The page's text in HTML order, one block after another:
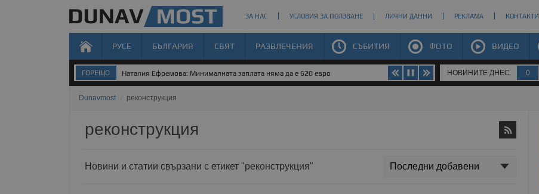
ЗА НАС УСЛОВИЯ ЗА ПОЛЗВАНЕ ЛИЧНИ ДАННИ РЕКЛАМА КОНТАКТИ
РУСЕ БЪЛГАРИЯ СВЯТ РАЗВЛЕЧЕНИЯ СЪБИТИЯ ФОТО ВИДЕО
ГОРЕЩО Наталия Ефремова: Минималната заплата няма да е 620 евро НОВИНИТЕ ДНЕС 0
Dunavmost реконструкция
реконструкция
Новини и статии свързани с етикет "реконструкция"